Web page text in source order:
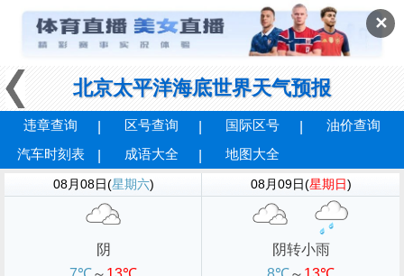
✕
北京太平洋海底世界天气预报
违章查询 区号查询 国际区号
油价查询
汽车时刻表
成语大全 地图大全
08月08日(星期六)
阴
08月09日(星期日)
阴转小雨